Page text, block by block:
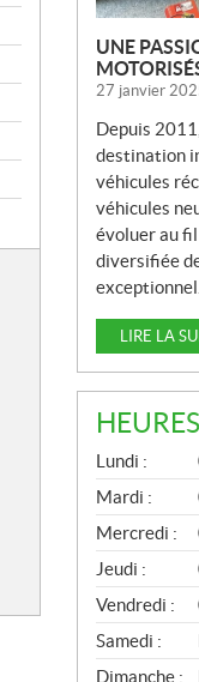
UNE
27 janvier
Depuis
destination
véhicules
véhicules
évoluer au
diversifiée
LIRE LA
G
É
N
É
R
A
L
Lundi :
Mardi :
Mercredi :
Jeudi :
Vendredi :
Samedi :
Dimanche :